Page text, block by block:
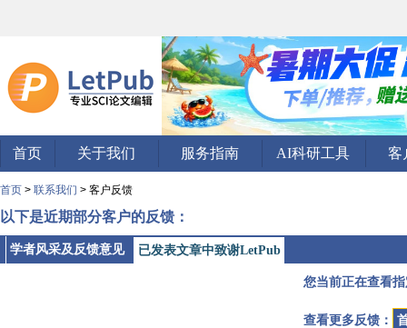
首页 关于我们 服务指南 AI科研工具 客
首页 > 联系我们 > 客户反馈
以下是近期部分客户的反馈：
学者风采及反馈意见 已发表文章中致谢LetPub
您当前正在查看
查看更多反馈：